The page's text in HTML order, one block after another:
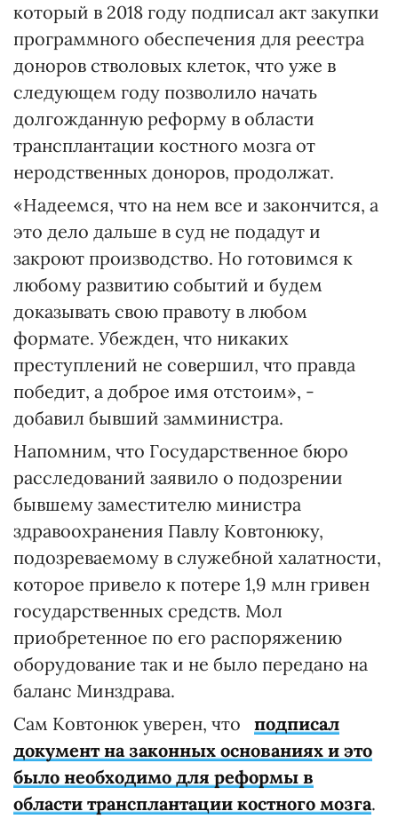
который в 2018 году подписал акт закупки
программного обеспечения для реестра
доноров стволовых клеток, что уже в
следующем году позволило начать
долгожданную реформу в области
трансплантации костного мозга от
неродственных доноров, продолжат.
«Надеемся, что на нем все и закончится, а
это дело дальше в суд не подадут и
закроют производство. Но готовимся к
любому развитию событий и будем
доказывать свою правоту в любом
формате. Убежден, что никаких
преступлений не совершил, что правда
победит, а доброе имя отстоим», -
добавил бывший замминистра.
Напомним, что Государственное бюро
расследований заявило о подозрении
бывшему заместителю министра
здравоохранения Павлу Ковтонюку,
подозреваемому в служебной халатности,
которое привело к потере 1,9 млн гривен
государственных средств. Мол
приобретенное по его распоряжению
оборудование так и не было передано на
баланс Минздрава.
Сам Ковтонюк уверен, что подписал
документ на законных основаниях и это
было необходимо для реформы в
области трансплантации костного мозга.